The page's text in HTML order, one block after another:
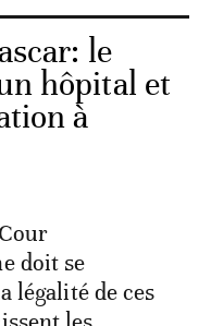
le
hôpital et
à
doit se
légalité de ces